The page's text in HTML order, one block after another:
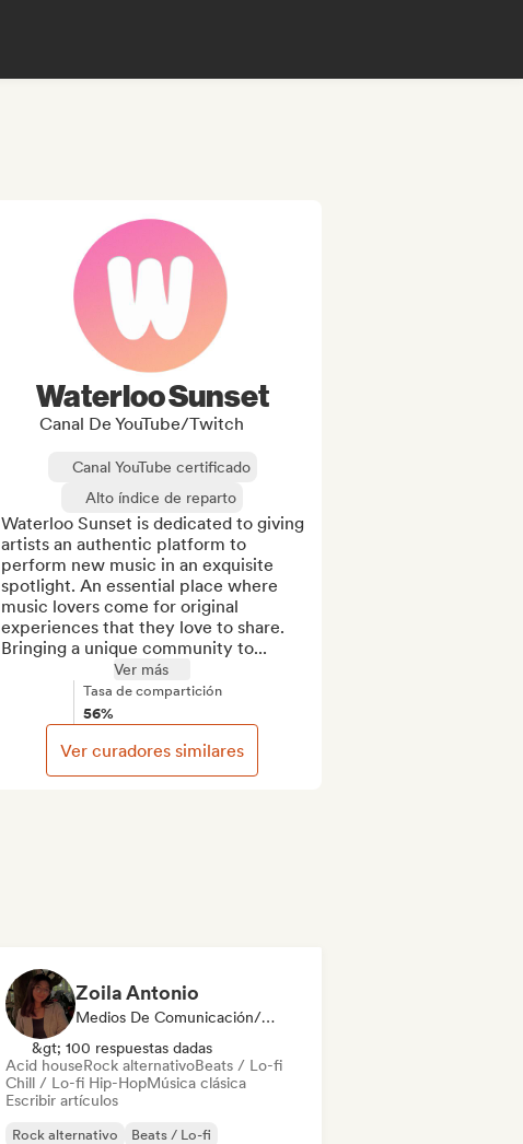
Waterloo Sunset
Canal De YouTube/Twitch
Canal YouTube certificado
Alto índice de reparto
Waterloo Sunset is dedicated to giving
artists an authentic platform to
perform new music in an exquisite
spotlight. An essential place where
music lovers come for original
experiences that they love to share.
Bringing a unique community to...
Ver más
Tasa de compartición
56%
Ver curadores similares
Zoila Antonio
Medios De Comunicación/Periodista
&gt; 100 respuestas dadas
Acid houseRock alternativoBeats / Lo-fi
Chill / Lo-fi Hip-HopMúsica clásica
Escribir artículos
Rock alternativo
Beats / Lo-fi